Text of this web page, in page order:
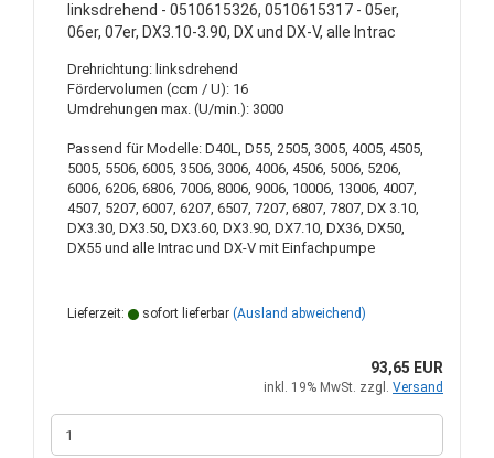
linksdrehend - 0510615326, 0510615317 - 05er,
06er, 07er, DX3.10-3.90, DX und DX-V, alle Intrac
Drehrichtung: linksdrehend
Fördervolumen (ccm / U): 16
Umdrehungen max. (U/min.): 3000
Passend für Modelle: D40L, D55, 2505, 3005, 4005, 4505,
5005, 5506, 6005, 3506, 3006, 4006, 4506, 5006, 5206,
6006, 6206, 6806, 7006, 8006, 9006, 10006, 13006, 4007,
4507, 5207, 6007, 6207, 6507, 7207, 6807, 7807, DX 3.10,
DX3.30, DX3.50, DX3.60, DX3.90, DX7.10, DX36, DX50,
DX55 und alle Intrac und DX-V mit Einfachpumpe
Lieferzeit: sofort lieferbar (Ausland abweichend)
93,65 EUR
inkl. 19% MwSt. zzgl. Versand